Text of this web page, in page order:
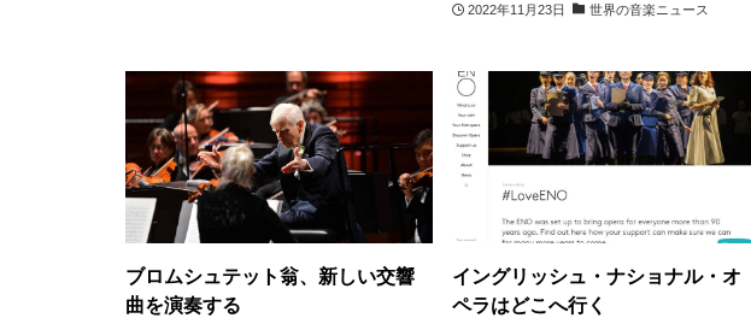
2022年11月23日 世界の音楽ニュース
ブロムシュテット翁、新しい交響
曲を演奏する
イングリッシュ・ナショナル・オ
ペラはどこへ行く